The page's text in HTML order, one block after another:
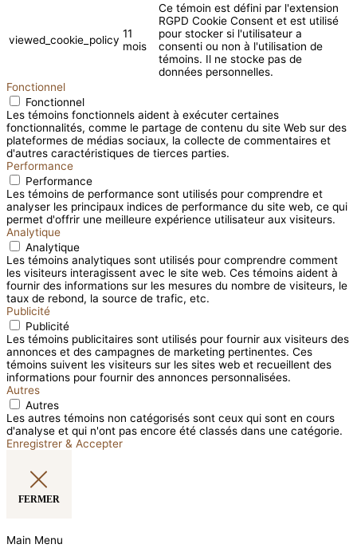
viewed_cookie_policy 11
mois
Ce témoin est défini par l'extension
RGPD Cookie Consent et est utilisé
pour stocker si l'utilisateur a
consenti ou non à l'utilisation de
témoins. Il ne stocke pas de
données personnelles.
Fonctionnel
Fonctionnel
Les témoins fonctionnels aident à exécuter certaines
fonctionnalités, comme le partage de contenu du site Web sur des
plateformes de médias sociaux, la collecte de commentaires et
d'autres caractéristiques de tierces parties.
Performance
Performance
Les témoins de performance sont utilisés pour comprendre et
analyser les principaux indices de performance du site web, ce qui
permet d'offrir une meilleure expérience utilisateur aux visiteurs.
Analytique
Analytique
Les témoins analytiques sont utilisés pour comprendre comment
les visiteurs interagissent avec le site web. Ces témoins aident à
fournir des informations sur les mesures du nombre de visiteurs, le
taux de rebond, la source de trafic, etc.
Publicité
Publicité
Les témoins publicitaires sont utilisés pour fournir aux visiteurs des
annonces et des campagnes de marketing pertinentes. Ces
témoins suivent les visiteurs sur les sites web et recueillent des
informations pour fournir des annonces personnalisées.
Autres
Autres
Les autres témoins non catégorisés sont ceux qui sont en cours
d'analyse et qui n'ont pas encore été classés dans une catégorie.
Enregistrer & Accepter
FERMER
Main Menu